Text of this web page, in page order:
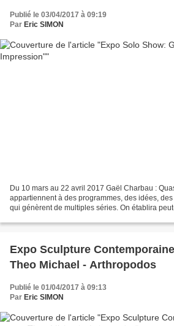
Publié le 03/04/2017 à 09:19
Par Eric SIMON
Du 10 mars au 22 avril 2017 Gaël Charbau :
appartiennent à des programmes, des idées,
qui génèrent de multiples séries. On établira
Expo Sculpture
Theo Michael - Arthropodos
Publié le 01/04/2017 à 09:13
Par Eric SIMON